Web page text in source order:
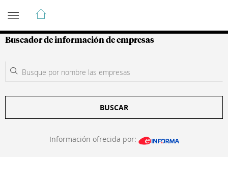
Guía de Empresas Colombianas
Buscador de información de empresas
BUSCAR
Información ofrecida por: